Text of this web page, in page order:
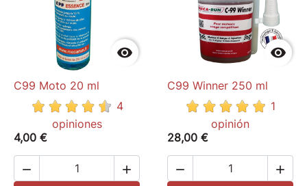

C99 Moto 20 ml
4
opiniones
4,00 €
 

C99 Winner 250 ml
1
opinión
28,00 €
 